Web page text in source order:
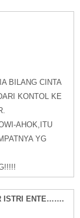
BILANG CINTA
KONTOL KE
AHOK,ITU
YG
ISTRI ENTE…….